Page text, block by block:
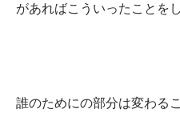
があればこういったことをし
誰のためにの部分は変わる